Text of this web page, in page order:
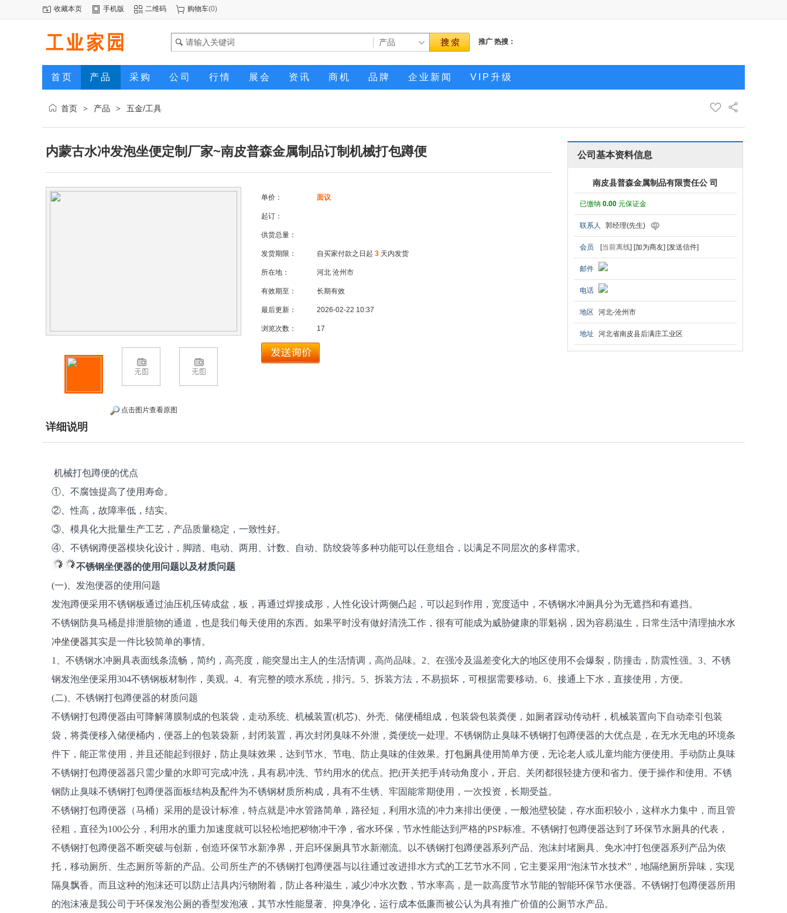
收藏本页 手机版 二维码 购物车(0)
推广 热搜：
首页 产品 采购 公司 行情 展会 资讯 商机 品牌 企业新闻 VIP升级
首页 > 产品 > 五金/工具
内蒙古水冲发泡坐便定制厂家~南皮普森金属制品订制机械打包蹲便
点击图片查看原图
单价： 面议
起订：
供货总量：
发货期限： 自买家付款之日起 3 天内发货
所在地： 河北 沧州市
有效期至： 长期有效
最后更新： 2026-02-22 10:37
浏览次数： 17
公司基本资料信息
南皮县普森金属制品有限责任公 司
已缴纳 0.00 元保证金
联系人 郭经理(先生)
会员 [当前离线] [加为商友] [发送信件]
邮件
电话
地区 河北-沧州市
地址 河北省南皮县后满庄工业区
详细说明
机械打包蹲便的优点
①、不腐蚀提高了使用寿命。
②、性高，故障率低，结实。
③、模具化大批量生产工艺，产品质量稳定，一致性好。
④、不锈钢蹲便器模块化设计，脚踏、电动、两用、计数、自动、防绞袋等多种功能可以任意组合，以满足不同层次的多样需求。
不锈钢坐便器的使用问题以及材质问题
(一)、发泡便器的使用问题
发泡蹲便采用不锈钢板通过油压机压铸成盆，板，再通过焊接成形，人性化设计两侧凸起，可以起到作用，宽度适中，不锈钢水冲厕具分为无遮挡和有遮挡。
不锈钢防臭马桶是排泄脏物的通道，也是我们每天使用的东西。如果平时没有做好清洗工作，很有可能成为威胁健康的罪魁祸，因为容易滋生，日常生活中清理抽水水
冲坐便器其实是一件比较简单的事情。
1、不锈钢水冲厕具表面线条流畅，简约，高亮度，能突显出主人的生活情调，高尚品味。2、在强冷及温差变化大的地区使用不会爆裂，防撞击，防震性强。3、不锈
钢发泡坐便采用304不锈钢板材制作，美观。4、有完整的喷水系统，排污。5、拆装方法，不易损坏，可根据需要移动。6、接通上下水，直接使用，方便。
(二)、不锈钢打包蹲便器的材质问题
不锈钢打包蹲便器由可降解薄膜制成的包装袋，走动系统、机械装置(机芯)、外壳、储便桶组成，包装袋包装粪便，如厕者踩动传动杆，机械装置向下自动牵引包装
袋，将粪便移入储便桶内，便器上的包装袋新，封闭装置，再次封闭臭味不外泄，粪便统一处理。不锈钢防止臭味不锈钢打包蹲便器的大优点是，在无水无电的环境条
件下，能正常使用，并且还能起到很好，防止臭味效果，达到节水、节电、防止臭味的佳效果。 打包厕具使用简单方便，无论老人或儿童均能方便使用。手动防止臭味
不锈钢打包蹲便器器只需少量的水即可完成冲洗，具有易冲洗、节约用水的优点。把(开关把手)转动角度小，开启、关闭都很轻捷方便和省力。便于操作和使用。不锈
钢防止臭味不锈钢打包蹲便器面板结构及配件为不锈钢材质所构成，具有不生锈、牢固能常期使用，一次投资，长期受益。
不锈钢打包蹲便器（马桶）采用的是设计标准，特点就是冲水管路简单，路径短，利用水流的冲力来排出便便，一般池壁较陡，存水面积较小，这样水力集中，而且管
径粗，直径为100公分，利用水的重力加速度就可以轻松地把秽物冲干净，省水环保，节水性能达到严格的PSP标准。不锈钢打包蹲便器达到了环保节水厕具的代表，
不锈钢打包蹲便器不断突破与创新，创造环保节水新净界，开启环保厕具节水新潮流。以不锈钢打包蹲便器系列产品、泡沫封堵厕具、免水冲打包便器系列产品为依
托，移动厕所、生态厕所等新的产品。公司所生产的不锈钢打包蹲便器与以往通过改进排水方式的工艺节水不同，它主要采用“泡沫节水技术”，地隔绝厕所异味，实现
隔臭飘香。而且这种的泡沫还可以防止洁具内污物附着，防止各种滋生，减少冲水次数，节水率高，是一款高度节水节能的智能环保节水便器。不锈钢打包蹲便器所用
的泡沫液是我公司于环保发泡公厕的香型发泡液，其节水性能显著、抑臭净化，运行成本低廉而被公认为具有推广价值的公厕节水产品。